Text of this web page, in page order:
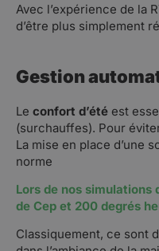
Avec l’expérience de la
d’être plus simplement
Gestion
Le confort d’été est
(surchauffes). Pour
La mise en place d’une
norme
Lors de nos simulations
de Cep et 200 degrés
Classiquement, ce sont